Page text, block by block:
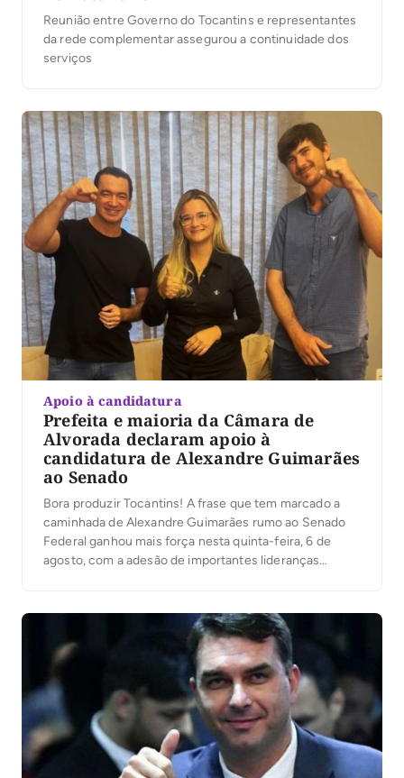
Reunião entre Governo do Tocantins e representantes
da rede complementar assegurou a continuidade dos
serviços
Apoio à candidatura
Prefeita e maioria da Câmara de
Alvorada declaram apoio à
candidatura de Alexandre Guimarães
ao Senado
Bora produzir Tocantins! A frase que tem marcado a
caminhada de Alexandre Guimarães rumo ao Senado
Federal ganhou mais força nesta quinta-feira, 6 de
agosto, com a adesão de importantes lideranças